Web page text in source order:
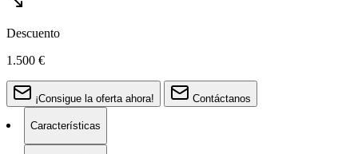
Descuento
1.500 €
¡Consigue la oferta ahora! Contáctanos
Características